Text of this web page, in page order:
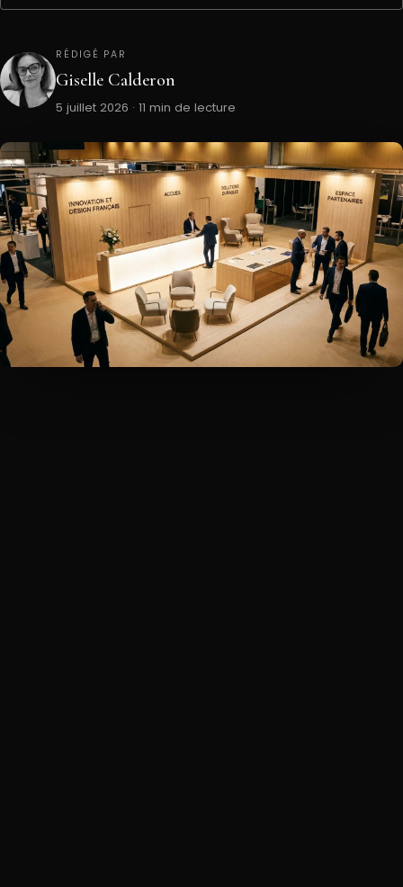
RÉDIGÉ PAR
Giselle Calderon
5 juillet 2026 · 11 min de lecture